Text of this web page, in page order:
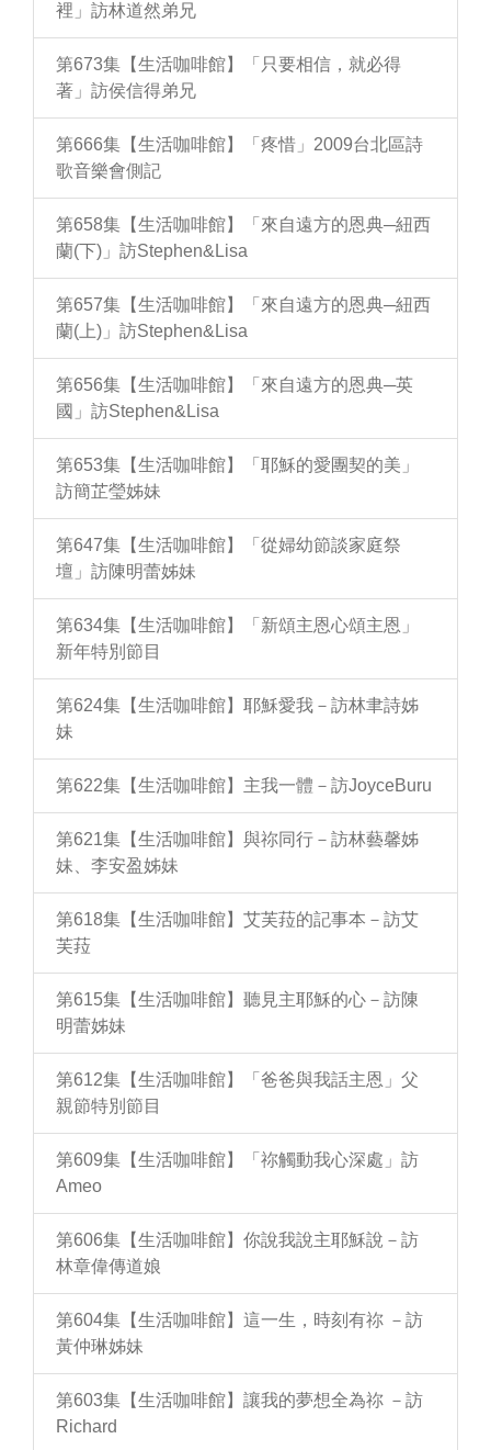
裡」訪林道然弟兄
第673集【生活咖啡館】「只要相信，就必得
著」訪侯信得弟兄
第666集【生活咖啡館】「疼惜」2009台北區詩
歌音樂會側記
第658集【生活咖啡館】「來自遠方的恩典─紐西
蘭(下)」訪Stephen&Lisa
第657集【生活咖啡館】「來自遠方的恩典─紐西
蘭(上)」訪Stephen&Lisa
第656集【生活咖啡館】「來自遠方的恩典─英
國」訪Stephen&Lisa
第653集【生活咖啡館】「耶穌的愛團契的美」
訪簡芷瑩姊妹
第647集【生活咖啡館】「從婦幼節談家庭祭
壇」訪陳明蕾姊妹
第634集【生活咖啡館】「新頌主恩心頌主恩」
新年特別節目
第624集【生活咖啡館】耶穌愛我－訪林聿詩姊
妹
第622集【生活咖啡館】主我一體－訪JoyceBuru
第621集【生活咖啡館】與祢同行－訪林藝馨姊
妹、李安盈姊妹
第618集【生活咖啡館】艾芙菈的記事本－訪艾
芙菈
第615集【生活咖啡館】聽見主耶穌的心－訪陳
明蕾姊妹
第612集【生活咖啡館】「爸爸與我話主恩」父
親節特別節目
第609集【生活咖啡館】「祢觸動我心深處」訪
Ameo
第606集【生活咖啡館】你說我說主耶穌說－訪
林章偉傳道娘
第604集【生活咖啡館】這一生，時刻有祢 －訪
黃仲琳姊妹
第603集【生活咖啡館】讓我的夢想全為祢 －訪
Richard